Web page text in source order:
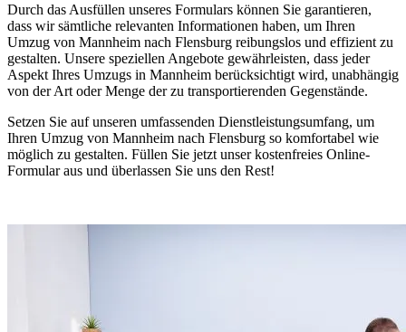
Durch das Ausfüllen unseres Formulars können Sie garantieren,
dass wir sämtliche relevanten Informationen haben, um Ihren
Umzug von Mannheim nach Flensburg reibungslos und effizient zu
gestalten. Unsere speziellen Angebote gewährleisten, dass jeder
Aspekt Ihres Umzugs in Mannheim berücksichtigt wird, unabhängig
von der Art oder Menge der zu transportierenden Gegenstände.
Setzen Sie auf unseren umfassenden Dienstleistungsumfang, um
Ihren Umzug von Mannheim nach Flensburg so komfortabel wie
möglich zu gestalten. Füllen Sie jetzt unser kostenfreies Online-
Formular aus und überlassen Sie uns den Rest!